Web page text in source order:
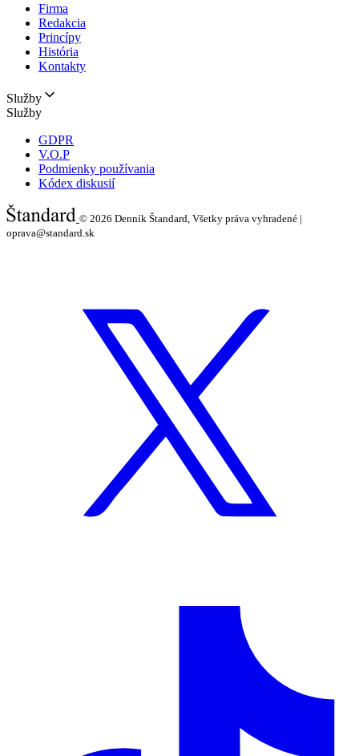
Firma
Redakcia
Princípy
História
Kontakty
Služby
Služby
GDPR
V.O.P
Podmienky používania
Kódex diskusií
© 2026 Denník Štandard, Všetky práva vyhradené |
oprava@standard.sk